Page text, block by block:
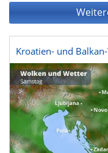
Kroatien- und